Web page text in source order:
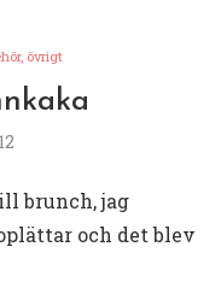
övrigt
brunch, jag
och det blev